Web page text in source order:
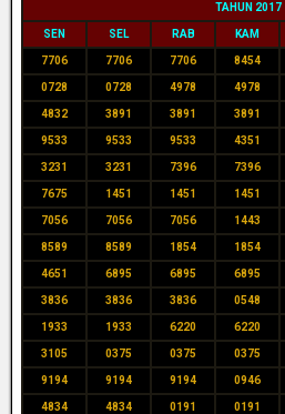
TAHUN 2017
SEN SEL RAB KAM
7706 7706 7706 8454
0728 0728 4978 4978
4832 3891 3891 3891
9533 9533 9533 4351
3231 3231 7396 7396
7675 1451 1451 1451
7056 7056 7056 1443
8589 8589 1854 1854
4651 6895 6895 6895
3836 3836 3836 0548
1933 1933 6220 6220
3105 0375 0375 0375
9194 9194 9194 0946
4834 4834 0191 0191